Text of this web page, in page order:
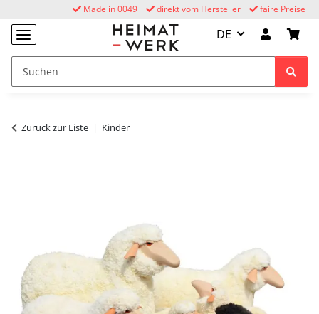
faire Preise
direkt vom Hersteller
Made in 0049
DE
Zurück zur Liste Kinder